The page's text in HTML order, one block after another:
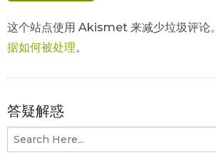
这个站点使用 Akismet 来减少垃圾评论。
据如何被处理。
答疑解惑